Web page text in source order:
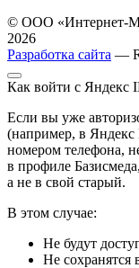
© ООО «Интернет-
2026
Разработка сайта —
Как войти с Яндекс
Если вы уже
(например, в
номером телефона,
в профиле
а не в свой старый.
В этом случае:
Не будут
Не